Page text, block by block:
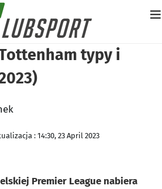
typy i
: 14:30, 23 April 2023
Premier League nabiera